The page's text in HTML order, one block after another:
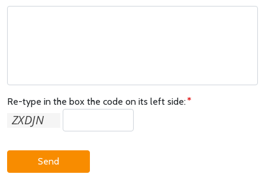
Re-type in the box the code on its left side:
Send